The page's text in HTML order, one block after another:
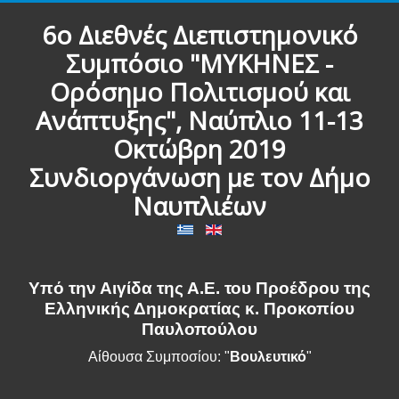
6ο Διεθνές Διεπιστημονικό
Συμπόσιο "ΜΥΚΗΝΕΣ -
Ορόσημο Πολιτισμού και
Ανάπτυξης", Ναύπλιο 11-13
Οκτώβρη 2019
Συνδιοργάνωση με τον Δήμο
Ναυπλιέων
Υπό την Αιγίδα της Α.Ε. του Προέδρου της
Ελληνικής Δημοκρατίας κ. Προκοπίου
Παυλοπούλου
Αίθουσα Συμποσίου: " Βουλευτικό"